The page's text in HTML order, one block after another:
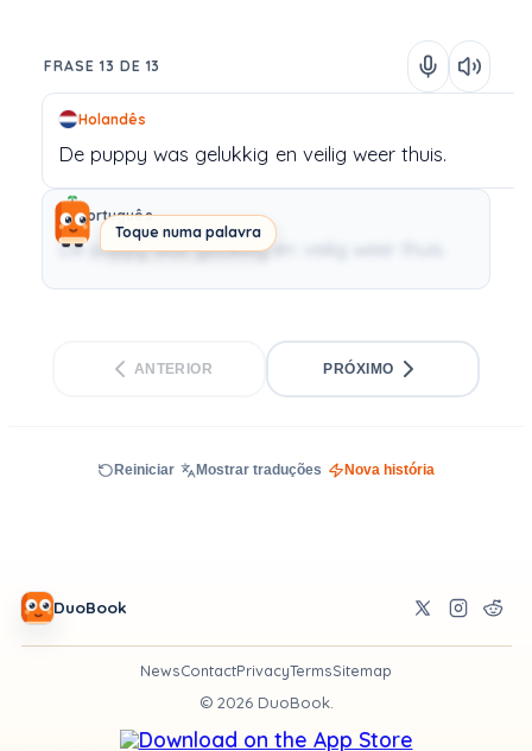
Toque numa palavra
FRASE 13 DE 13
Holandês
De puppywas gelukkig en veilig weer thuis.
Português
De puppy was gelukkig en veilig weer thuis.
ANTERIOR PRÓXIMO
Reiniciar Mostrar traduções Nova história
DuoBook
NewsContactPrivacyTermsSitemap
© 2026DuoBook.